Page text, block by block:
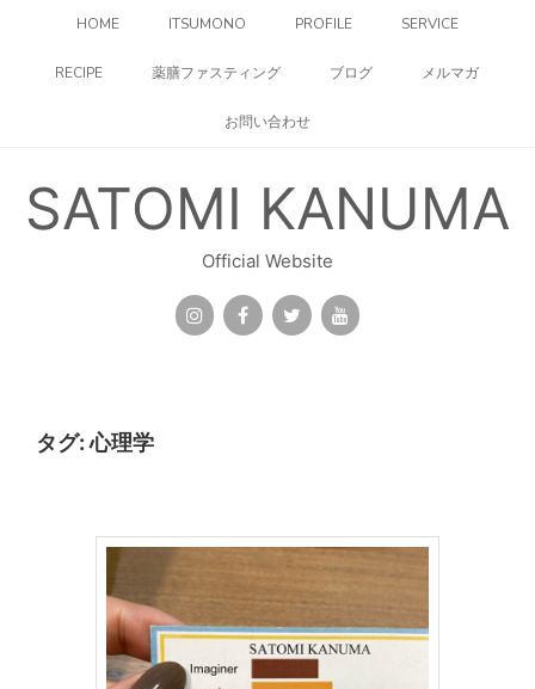
HOME ITSUMONO PROFILE SERVICE
RECIPE 薬膳ファスティング ブログ メルマガ
お問い合わせ
SATOMI KANUMA
Official Website
タグ:心理学